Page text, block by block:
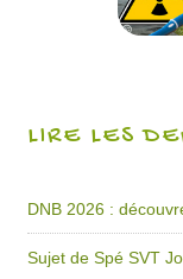
LIRE LES
DNB 2026 :
Sujet de Spé SVT